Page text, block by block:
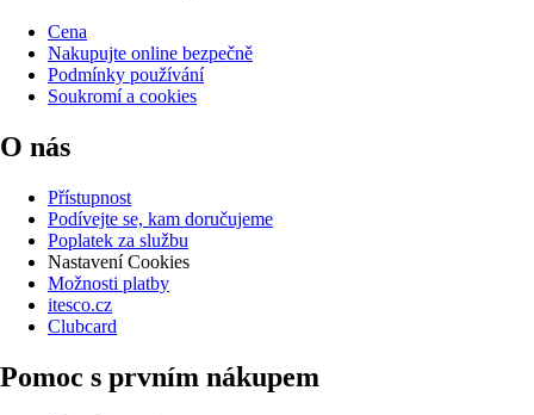
Cena
Nakupujte online bezpečně
Podmínky používání
Soukromí a cookies
O nás
Přístupnost
Podívejte se, kam doručujeme
Poplatek za službu
Nastavení Cookies
Možnosti platby
itesco.cz
Clubcard
Pomoc s prvním nákupem